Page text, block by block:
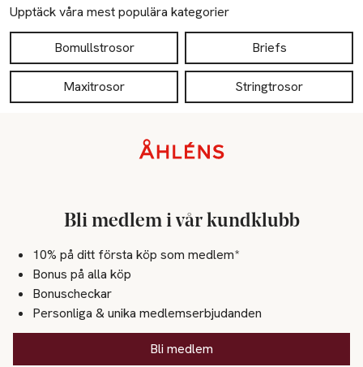
Upptäck våra mest populära kategorier
Bomullstrosor Briefs
Maxitrosor Stringtrosor
Bli medlem i vår kundklubb
10% på ditt första köp som medlem*
Bonus på alla köp
Bonuscheckar
Personliga & unika medlemserbjudanden
Bli medlem